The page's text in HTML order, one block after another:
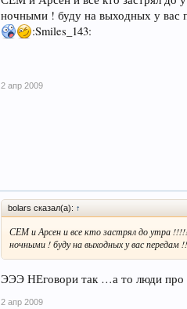
ночными ! буду на выходных у вас
:Smiles_143:
2 апр 2009
bolars сказал(а): ↑
СЕМ и Арсен и все кто застрял до утра
ночными ! буду на выходных у вас
ЭЭЭ НЕговори так …а то люди про
2 апр 2009